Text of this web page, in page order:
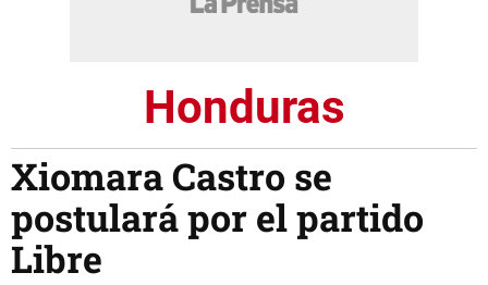
Honduras
Xiomara Castro se
postulará por el partido
Libre